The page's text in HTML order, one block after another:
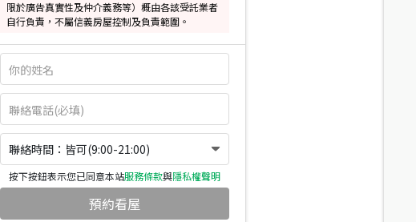
限於廣告真實性及仲介義務等）概由各該受託業者
自行負責，不屬信義房屋控制及負責範圍。
聯絡時間：皆可(9:00-21:00)
按下按鈕表示您已同意本站服務條款與隱私權聲明
預約看屋